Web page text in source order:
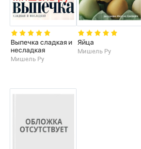
Выпечка сладкая и
несладкая
Мишель Ру
Яйца
Мишель Ру